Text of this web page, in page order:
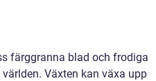
färggranna blad och frodiga
Växten kan växa upp